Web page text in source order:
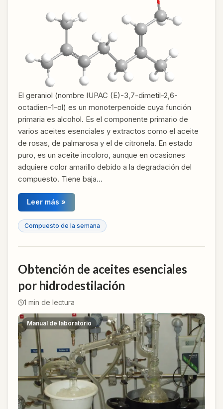
El geraniol (nombre IUPAC (E)-3,7-dimetil-2,6-
octadien-1-ol) es un monoterpenoide cuya función
primaria es alcohol. Es el componente primario de
varios aceites esenciales y extractos como el aceite
de rosas, de palmarosa y el de citronela. En estado
puro, es un aceite incoloro, aunque en ocasiones
adquiere color amarillo debido a la degradación del
compuesto. Tiene baja…
Leer más »
Compuesto de la semana
Obtención de aceites esenciales
por hidrodestilación
1 min de lectura
Manual de laboratorio